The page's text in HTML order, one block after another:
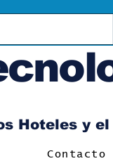
Hoteles y el
Contacto